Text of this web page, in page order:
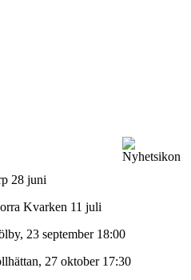
28 juni
Kvarken 11 juli
23 september 18:00
27 oktober 17:30